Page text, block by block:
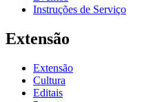
Instruções de Serviço
Extensão
Extensão
Cultura
Editais